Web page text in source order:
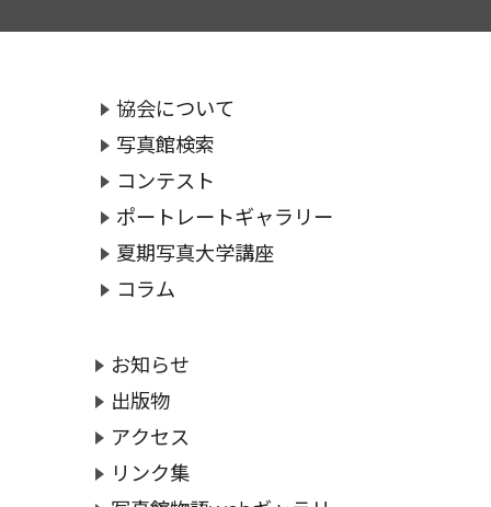
協会について
写真館検索
コンテスト
ポートレートギャラリー
夏期写真大学講座
コラム
お知らせ
出版物
アクセス
リンク集